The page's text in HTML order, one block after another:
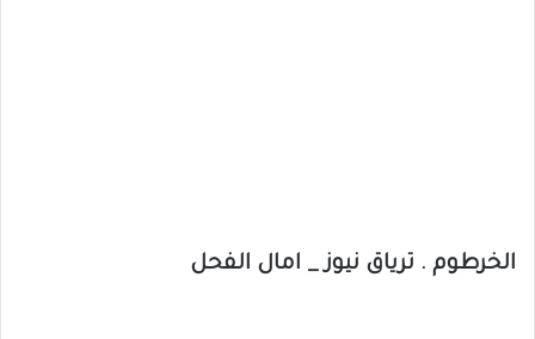
الخرطوم . ترياق نيوز _ امال الفحل